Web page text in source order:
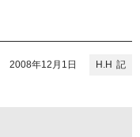
H.H
2008年12月1日